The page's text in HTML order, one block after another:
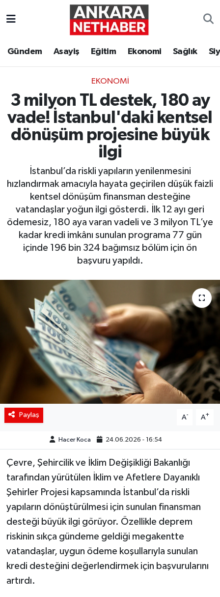
Gündem Asayiş Eğitim Ekonomi Sağlık
EKONOMI
3 milyon TL destek, 180 ay
vade! İstanbul'daki kentsel
dönüşüm projesine büyük
ilgi
İstanbul’da riskli yapıların yenilenmesini
hızlandırmak amacıyla hayata geçirilen düşük faizli
kentsel dönüşüm finansman desteğine
vatandaşlar yoğun ilgi gösterdi. İlk 12 ayı geri
ödemesiz, 180 aya varan vadeli ve 3 milyon TL’ye
kadar kredi imkânı sunulan programa 77 gün
içinde 196 bin 324 bağımsız bölüm için ön
başvuru yapıldı.
Paylaş A- A+
Hacer Koca 24.06.2026 - 16:54
Çevre, Şehircilik ve İklim Değişikliği Bakanlığı
tarafından yürütülen İklim ve Afetlere Dayanıklı
Şehirler Projesi kapsamında İstanbul’da riskli
yapıların dönüştürülmesi için sunulan finansman
desteği büyük ilgi görüyor. Özellikle deprem
riskinin sıkça gündeme geldiği megakentte
vatandaşlar, uygun ödeme koşullarıyla sunulan
kredi desteğini değerlendirmek için başvurularını
artırdı.
Ekonomi
Gündem
Resmi İlanlar
Sağlık
Siyaset
Teknoloji
Yaşam
Ankara Hava Durumu
Tüm Manşetler
Son Dakika Haberleri